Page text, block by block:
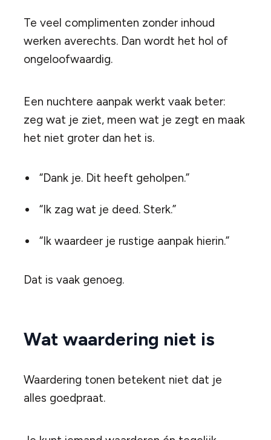
Te veel complimenten zonder inhoud
werken averechts. Dan wordt het hol of
ongeloofwaardig.
Een nuchtere aanpak werkt vaak beter:
zeg wat je ziet, meen wat je zegt en maak
het niet groter dan het is.
“Dank je. Dit heeft geholpen.”
“Ik zag wat je deed. Sterk.”
“Ik waardeer je rustige aanpak hierin.”
Dat is vaak genoeg.
Wat waardering niet is
Waardering tonen betekent niet dat je
alles goedpraat.